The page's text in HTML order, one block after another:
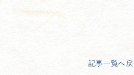
記事一覧へ戻